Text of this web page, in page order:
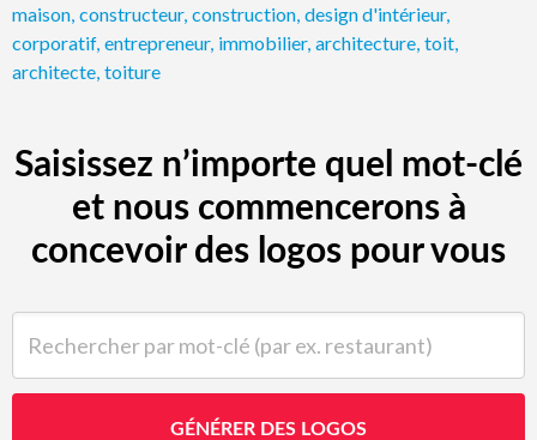
maison constructeur, construction design d'intérieur,
corporatif, entrepreneur, immobilier, architecture toit
architecte toiture
Saisissez n’importe quel mot-clé
et nous commencerons à
concevoir des logos pour vous
GÉNÉRER DES LOGOS